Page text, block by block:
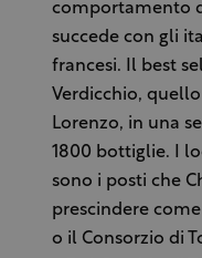
comportamento
succede con gli
francesi. Il best
Verdicchio,
Lorenzo, in una
1800 bottiglie. I
sono i posti che
prescindere
o il Consorzio di